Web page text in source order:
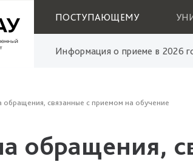
ПОСТУПАЮЩЕМУ
Информация о приеме в 2026
обращения, связанные с приемом на обучение
обращения,